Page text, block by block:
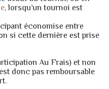
, lorsqu’un tournoi est
économise entre
si cette dernière est prise
Au Frais) et non
donc pas remboursable